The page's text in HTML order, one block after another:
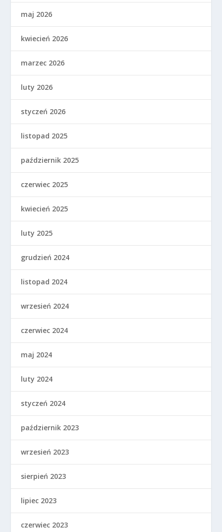
maj 2026
kwiecień 2026
marzec 2026
luty 2026
styczeń 2026
listopad 2025
październik 2025
czerwiec 2025
kwiecień 2025
luty 2025
grudzień 2024
listopad 2024
wrzesień 2024
czerwiec 2024
maj 2024
luty 2024
styczeń 2024
październik 2023
wrzesień 2023
sierpień 2023
lipiec 2023
czerwiec 2023